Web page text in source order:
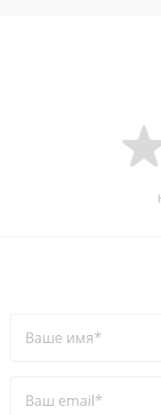
Ваше имя*
Ваш email*